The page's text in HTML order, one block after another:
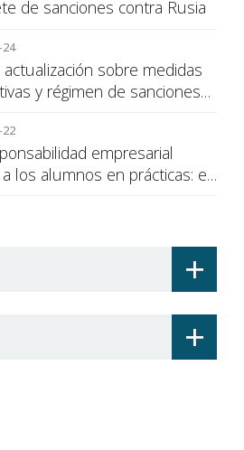
de sanciones contra Rusia
24
actualización sobre medidas
y régimen de sanciones
22
empresarial
los alumnos en prácticas: el
+
+